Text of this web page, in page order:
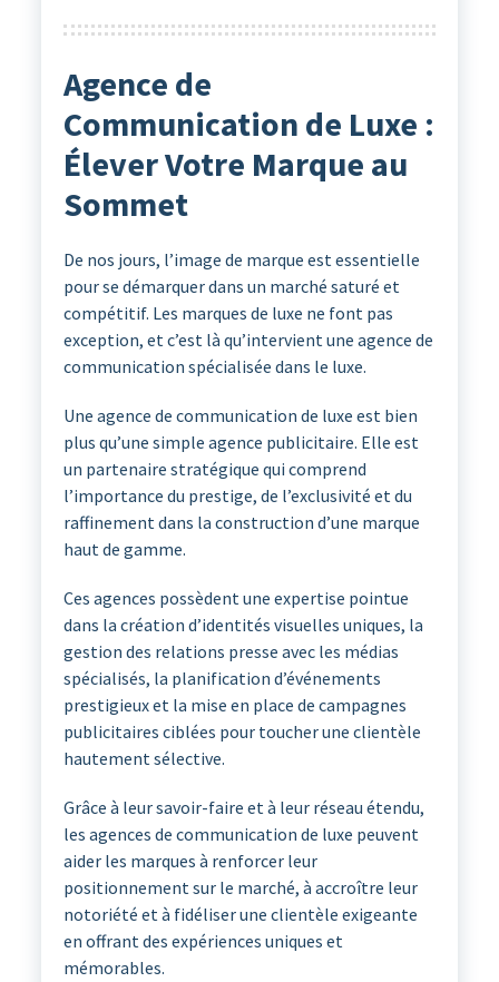
Agence de
Communication de Luxe :
Élever Votre Marque au
Sommet
De nos jours, l’image de marque est essentielle
pour se démarquer dans un marché saturé et
compétitif. Les marques de luxe ne font pas
exception, et c’est là qu’intervient une agence de
communication spécialisée dans le luxe.
Une agence de communication de luxe est bien
plus qu’une simple agence publicitaire. Elle est
un partenaire stratégique qui comprend
l’importance du prestige, de l’exclusivité et du
raffinement dans la construction d’une marque
haut de gamme.
Ces agences possèdent une expertise pointue
dans la création d’identités visuelles uniques, la
gestion des relations presse avec les médias
spécialisés, la planification d’événements
prestigieux et la mise en place de campagnes
publicitaires ciblées pour toucher une clientèle
hautement sélective.
Grâce à leur savoir-faire et à leur réseau étendu,
les agences de communication de luxe peuvent
aider les marques à renforcer leur
positionnement sur le marché, à accroître leur
notoriété et à fidéliser une clientèle exigeante
en offrant des expériences uniques et
mémorables.